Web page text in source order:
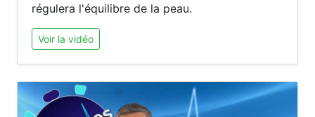
régulera l'équilibre de la peau.
Voir la vidéo